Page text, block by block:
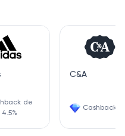
de
C&A
Cashback